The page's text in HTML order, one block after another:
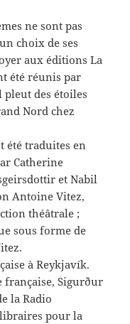
ne sont pas
choix de ses
aux éditions La
été réunis par
pleut des étoiles
Nord chez
été traduites en
Catherine
et Nabil
Antoine Vitez,
théâtrale ;
sous forme de
à Reykjavík.
Sigurður
la Radio
libraires pour la